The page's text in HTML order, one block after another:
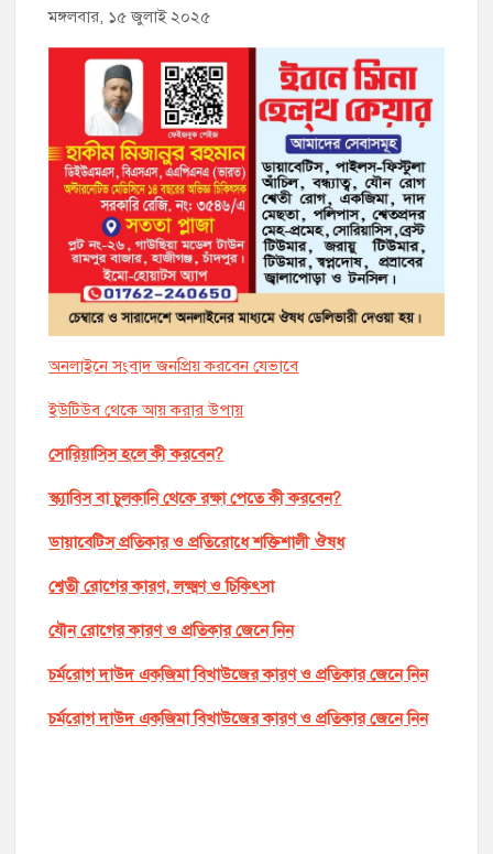
মঙ্গলবার, ১৫ জুলাই ২০২৫
অনলাইনে সংবাদ জনপ্রিয় করবেন যেভাবে
ইউটিউব থেকে আয় করার উপায়
সোরিয়াসিস হলে কী করবেন?
স্ক্যাবিস বা চুলকানি থেকে রক্ষা পেতে কী করবেন?
ডায়াবেটিস প্রতিকার ও প্রতিরোধে শক্তিশালী ঔষধ
শ্বেতী রোগের কারণ, লক্ষ্মণ ও চিকিৎসা
যৌন রোগের কারণ ও প্রতিকার জেনে নিন
চর্মরোগ দাউদ একজিমা বিখাউজের কারণ ও প্রতিকার জেনে নিন
চর্মরোগ দাউদ একজিমা বিখাউজের কারণ ও প্রতিকার জেনে নিন